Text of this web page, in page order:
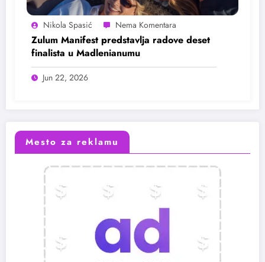
Nikola Spasić
Zulum Manifest predstavlja radove deset
finalista u Madlenianumu
Jun 22, 2026
Mesto za reklamu